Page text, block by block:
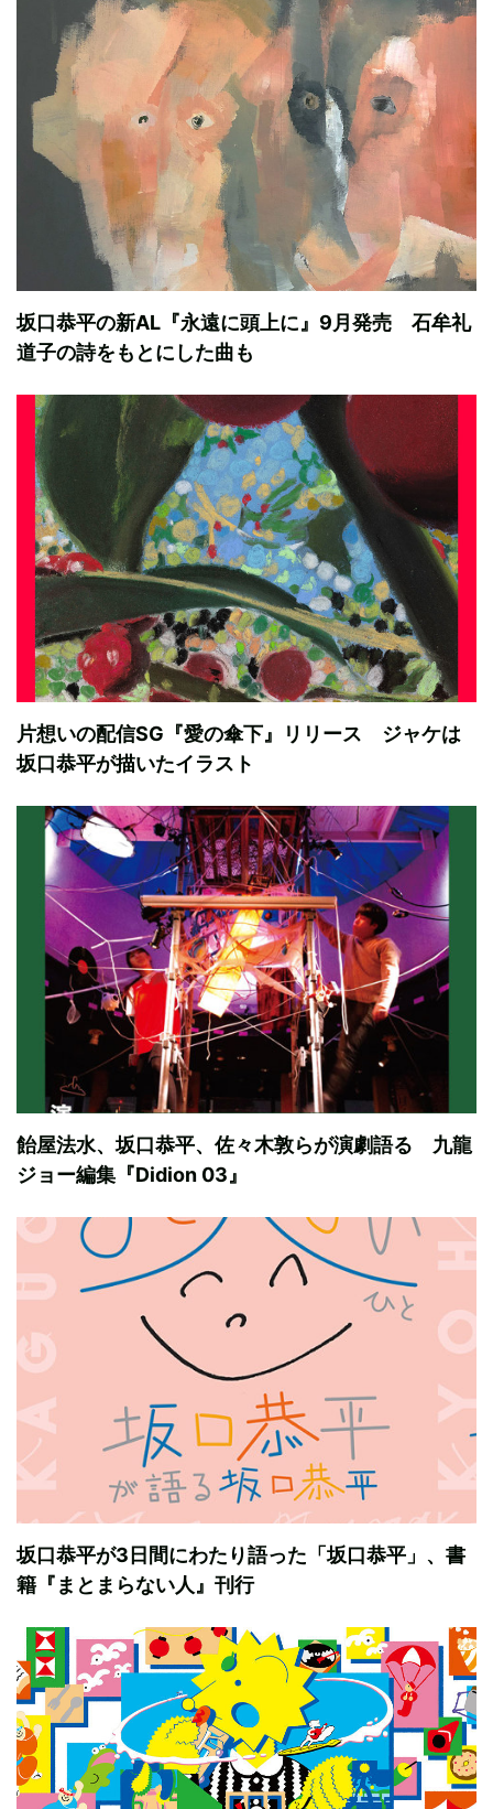
坂口恭平の新AL『永遠に頭上に』9月発売 石牟礼
道子の詩をもとにした曲も
片想いの配信SG『愛の傘下』リリース ジャケは
坂口恭平が描いたイラスト
飴屋法水、坂口恭平、佐々木敦らが演劇語る 九龍
ジョー編集『Didion 03』
坂口恭平が3日間にわたり語った「坂口恭平」、書
籍『まとまらない人』刊行